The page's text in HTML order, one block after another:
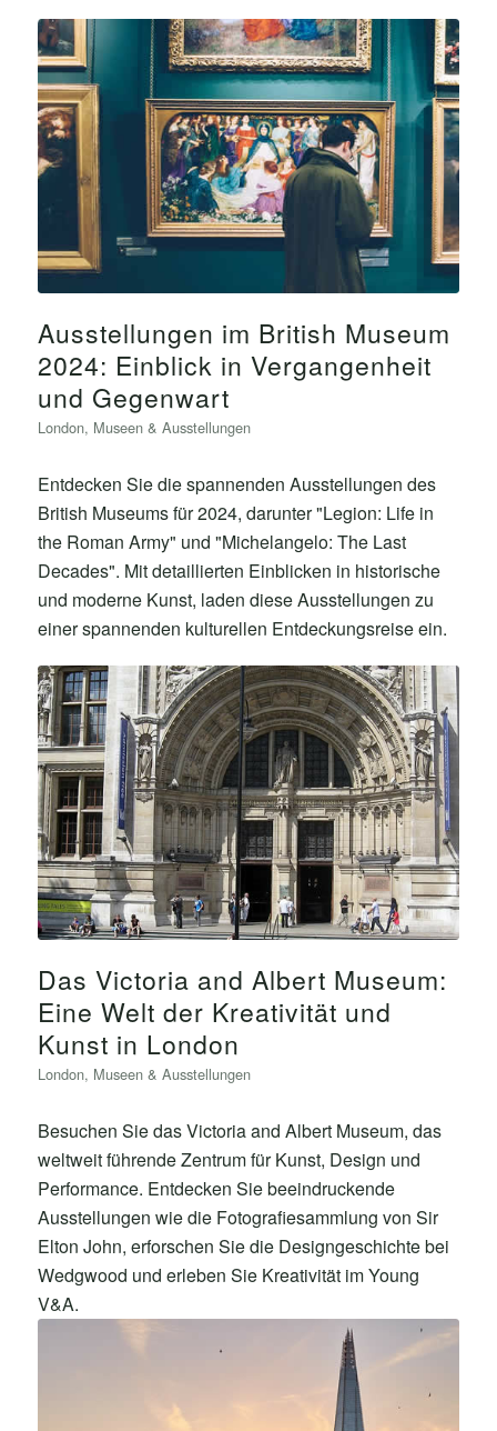
Ausstellungen im British Museum
2024: Einblick in Vergangenheit
und Gegenwart
London, Museen & Ausstellungen
Entdecken Sie die spannenden Ausstellungen des
British Museums für 2024, darunter "Legion: Life in
the Roman Army" und "Michelangelo: The Last
Decades". Mit detaillierten Einblicken in historische
und moderne Kunst, laden diese Ausstellungen zu
einer spannenden kulturellen Entdeckungsreise ein.
Das Victoria and Albert Museum:
Eine Welt der Kreativität und
Kunst in London
London, Museen & Ausstellungen
Besuchen Sie das Victoria and Albert Museum, das
weltweit führende Zentrum für Kunst, Design und
Performance. Entdecken Sie beeindruckende
Ausstellungen wie die Fotografiesammlung von Sir
Elton John, erforschen Sie die Designgeschichte bei
Wedgwood und erleben Sie Kreativität im Young
V&A.